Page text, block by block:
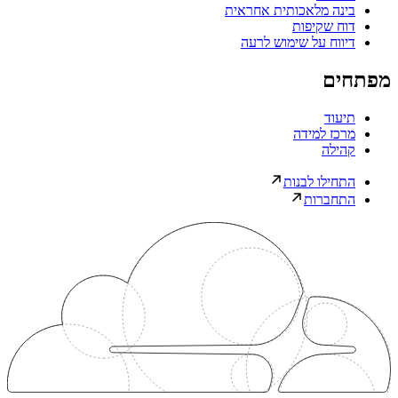
בינה מלאכותית אחראית
דוח שקיפות
דיווח על שימוש לרעה
מפתחים
תיעוד
מרכז למידה
קהילה
התחילו לבנות
התחברות